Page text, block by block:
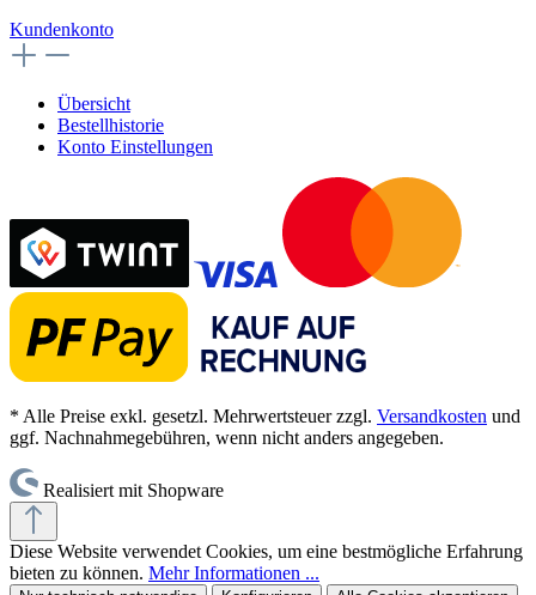
Kundenkonto
Übersicht
Bestellhistorie
Konto Einstellungen
* Alle Preise exkl. gesetzl. Mehrwertsteuer zzgl. Versandkosten und
ggf. Nachnahmegebühren, wenn nicht anders angegeben.
Realisiert mit Shopware
Diese Website verwendet Cookies, um eine bestmögliche Erfahrung
bieten zu können. Mehr Informationen ...